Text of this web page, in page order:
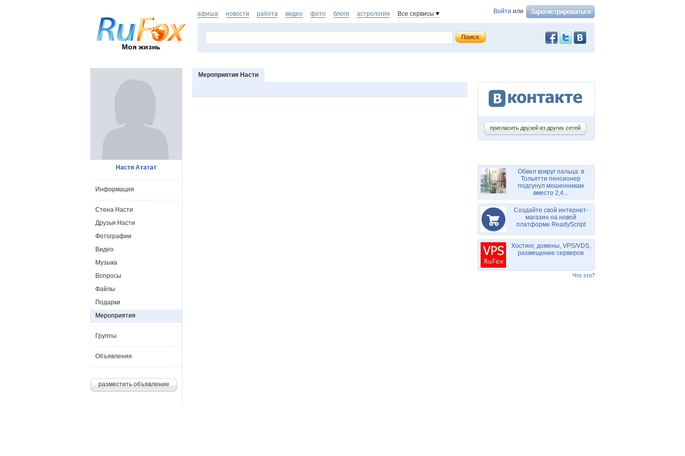
Моя жизнь
Войти или
афиша новости работа видео фото блоги астрология Все сервисы
Мероприятия Насти
Настя Ататат
Информация
Стена Насти
Друзья Насти
Фотографии
Видео
Музыка
Вопросы
Файлы
Подарки
Мероприятия
Группы
Объявления
разместить объявление
пригласить друзей из других сетей
Обвел вокруг пальца: в
Тольятти пенсионер
подсунул мошенникам
вместо 2,4...
Создайте свой интернет-
магазин на новой
платформе ReadyScript
Хостинг, домены, VPS/VDS,
размещение серверов
Что это?